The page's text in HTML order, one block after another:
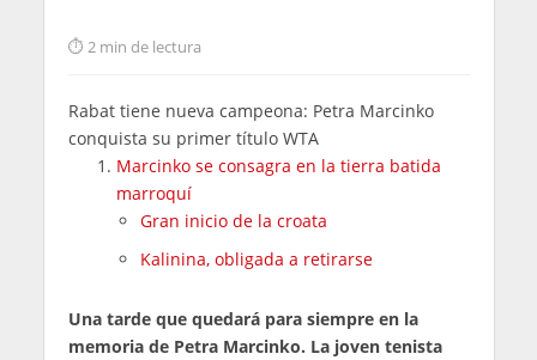
2 min de lectura
Rabat tiene nueva campeona: Petra Marcinko
conquista su primer título WTA
Marcinko se consagra en la tierra batida
marroquí
Gran inicio de la croata
Kalinina, obligada a retirarse
Una tarde que quedará para siempre en la
memoria de Petra Marcinko. La joven tenista